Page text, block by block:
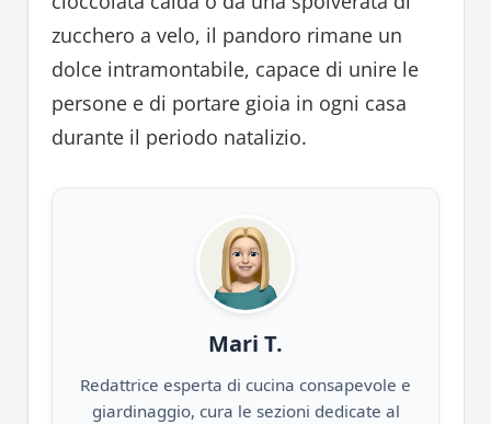
zucchero a velo, il pandoro rimane un
dolce intramontabile, capace di unire le
persone e di portare gioia in ogni casa
durante il periodo natalizio.
Mari T.
Redattrice esperta di cucina consapevole e
giardinaggio, cura le sezioni dedicate al